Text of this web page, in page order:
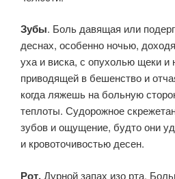
Зубы. Боль давящая или
деснах, особенно ночью,
уха и виска, с опухолью щеки
приводящей в бешенство и
когда ляжешь на больную
теплоты. Судорожное
зубов и ощуще­ние, будто они
и кровоточивостью десен.
Рот.Дурной запах изо рта.